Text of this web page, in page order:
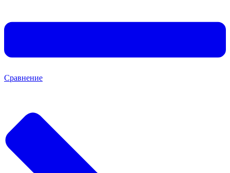
Сравнение